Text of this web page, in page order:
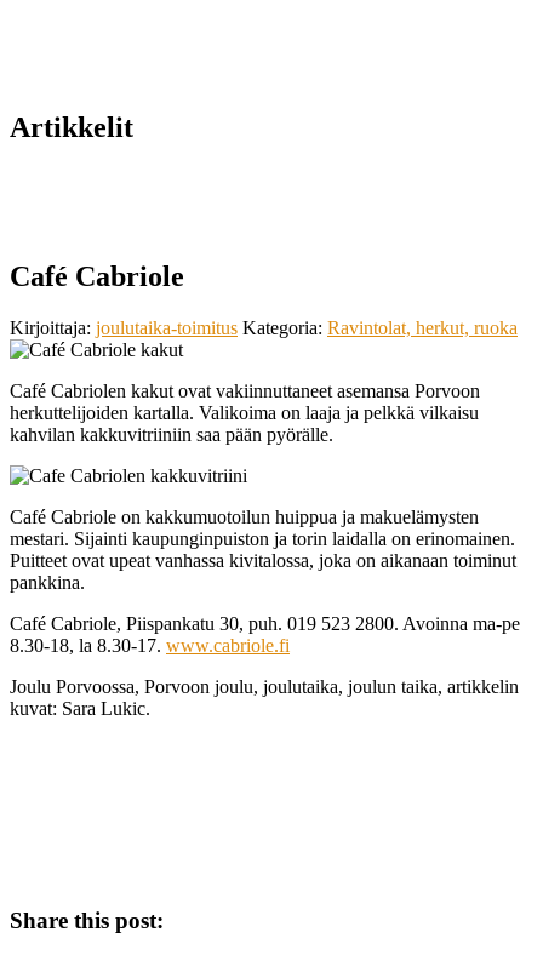
Artikkelit
Café Cabriole
Kirjoittaja: joulutaika-toimitus Kategoria: Ravintolat, herkut, ruoka
Café Cabriolen kakut ovat vakiinnuttaneet asemansa Porvoon
herkuttelijoiden kartalla. Valikoima on laaja ja pelkkä vilkaisu
kahvilan kakkuvitriiniin saa pään pyörälle.
Café Cabriole on kakkumuotoilun huippua ja makuelämysten
mestari. Sijainti kaupunginpuiston ja torin laidalla on erinomainen.
Puitteet ovat upeat vanhassa kivitalossa, joka on aikanaan toiminut
pankkina.
Café Cabriole, Piispankatu 30, puh. 019 523 2800. Avoinna ma-pe
8.30-18, la 8.30-17. www.cabriole.fi
Joulu Porvoossa, Porvoon joulu, joulutaika, joulun taika, artikkelin
kuvat: Sara Lukic.
Share this post: